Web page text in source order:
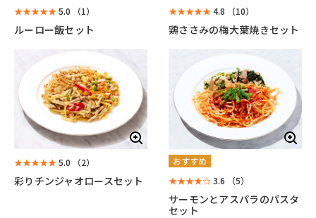
★★★★★5.0 （1）
ルーロー飯セット
★★★★★4.8 （10）
鶏ささみの梅大葉焼きセット
★★★★★5.0 （2）
彩りチンジャオロースセット
おすすめ
★★★★☆3.6 （5）
サーモンとアスパラのパスタ
セット